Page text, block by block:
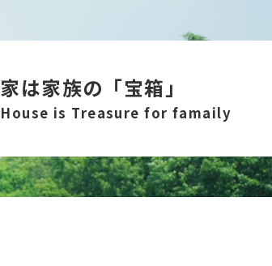
家は家族の「宝箱」
House is Treasure for famaily